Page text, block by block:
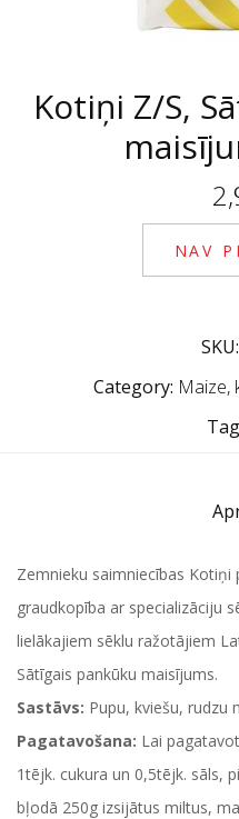
Kotiņi Z/S,
NAV
SKU:
Category: Maize,
Zemnieku saimniecības
graudkopība ar specializāciju
lielākajiem sēklu ražotājiem
Sātīgais pankūku maisījums.
Sastāvs: Pupu, kviešu, rudzu
Pagatavošana: Lai
1tējk. cukura un 0,5tējk. sāls,
bļodā 250g izsijātus miltus,